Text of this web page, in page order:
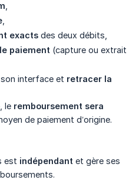
exacts des deux débits,
paiement (capture ou extrait
interface et retracer la
le remboursement sera
de paiement d’origine.
est indépendant et gère ses